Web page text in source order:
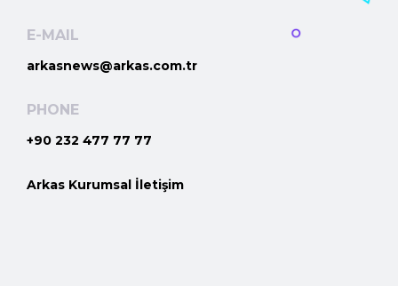
E-MAIL
arkasnews@arkas.com.tr
PHONE
+90 232 477 77 77
Arkas Kurumsal İletişim